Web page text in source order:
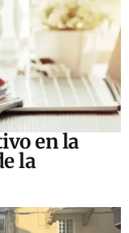
en la
la